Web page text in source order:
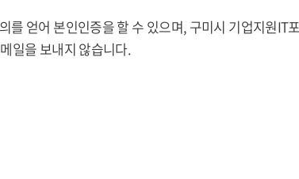
를 얻어 본인인증을 할 수 있으며, 구미시 기업지원IT
일을 보내지 않습니다.